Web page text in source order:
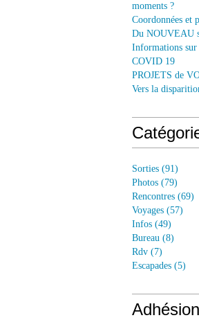
moments ?
Coordonnées et
Du NOUVEAU
Informations
COVID 19
PROJETS de
Vers la
Sorties (91)
Photos (79)
Rencontres (69)
Voyages (57)
Infos (49)
Bureau (8)
Rdv (7)
Escapades (5)